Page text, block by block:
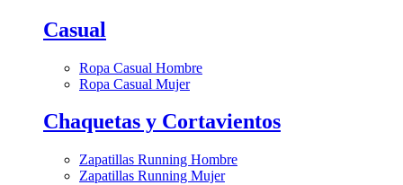
Casual
Ropa Casual Hombre
Ropa Casual Mujer
Chaquetas y Cortavientos
Zapatillas Running Hombre
Zapatillas Running Mujer